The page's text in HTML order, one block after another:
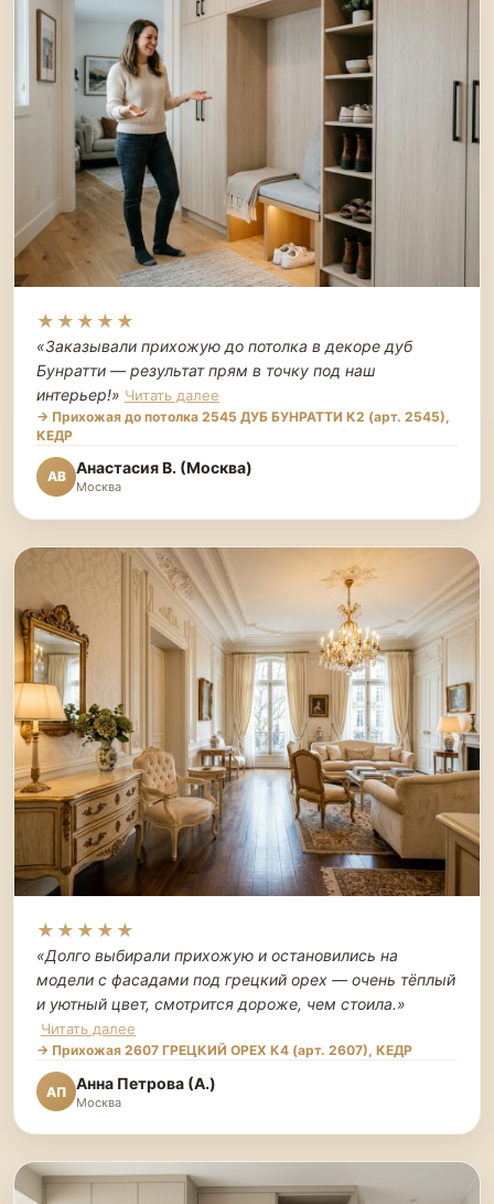
★★★★★
«Заказывали прихожую до потолка в декоре дуб
Бунратти — результат прям в точку под наш
интерьер!» Читать далее
→ Прихожая до потолка 2545 ДУБ БУНРАТТИ К2 (арт. 2545),
КЕДР
АВ Анастасия В. (Москва)
Москва
★★★★★
«Долго выбирали прихожую и остановились на
модели с фасадами под грецкий орех — очень тёплый
и уютный цвет, смотрится дороже, чем стоила.»
Читать далее
→ Прихожая 2607 ГРЕЦКИЙ ОРЕХ К4 (арт. 2607), КЕДР
АП Анна Петрова (А.)
Москва